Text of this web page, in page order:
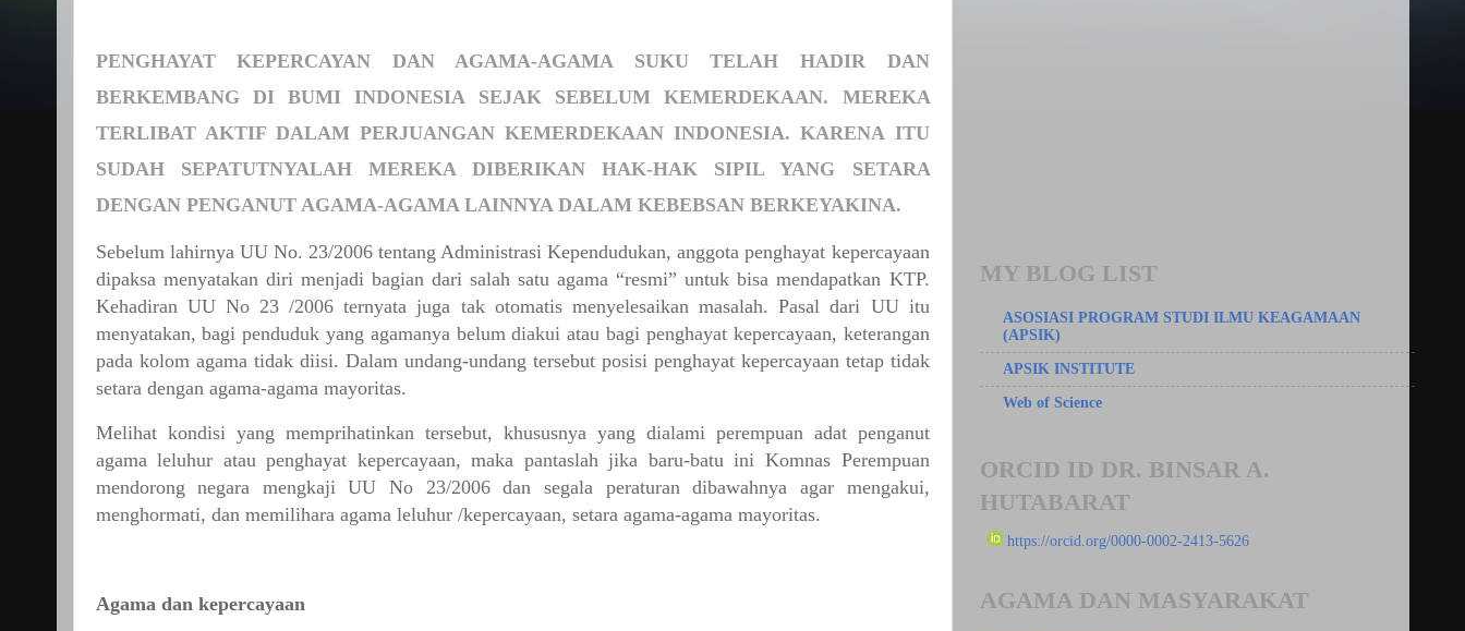
PENGHAYAT KEPERCAYAN DAN AGAMA-AGAMA SUKU TELAH HADIR
DAN
BERKEMBANG
DI BUMI INDONESIA SEJAK SEBELUM KEMERDEKAAN.
MEREKA
TERLIBAT AKTIF DALAM PERJUANGAN KEMERDEKAAN INDONESIA. KARENA ITU
SUDAH
SEPATUTNYALAH MEREKA DIBERIKAN HAK-HAK SIPIL YANG
SETARA
DENGAN PENGANUT AGAMA-AGAMA LAINNYA DALAM KEBEBSAN BERKEYAKINA.
Sebelum lahirnya UU No. 23/2006 tentang Administrasi Kependudukan, anggota penghayat kepercayaan
dipaksa menyatakan diri menjadi bagian dari salah satu agama “resmi”untuk bisa mendapatkan KTP.
Kehadiran UU No 23 /2006 ternyata juga tak otomatis menyelesaikan masalah. Pasal dari UU itu
menyatakan, bagi penduduk yang agamanya belum diakui atau bagi penghayat kepercayaan, keterangan
pada kolom agama tidak diisi. Dalam undang-undang tersebut posisi penghayat kepercayaan tetap tidak
setara dengan agama-agama mayoritas.
Melihat kondisi yang memprihatinkan tersebut, khususnya yang dialami perempuan adat penganut
agama leluhur atau penghayat kepercayaan, maka pantaslah jika baru-batu ini Komnas Perempuan
mendorong
negara mengkaji UU No 23/2006 dan segala peraturan dibawahnya agar
mengakui,
menghormati, dan memilihara agama leluhur /kepercayaan, setara agama-agama mayoritas.
Agama dan kepercayaan
MY BLOG LIST
ASOSIASI PROGRAM STUDI ILMU KEAGAMAAN
(APSIK)
APSIK INSTITUTE
Web of Science
ORCID ID DR. BINSAR A.
HUTABARAT
https://orcid.org/0000-0002-2413-5626
AGAMA DAN MASYARAKAT